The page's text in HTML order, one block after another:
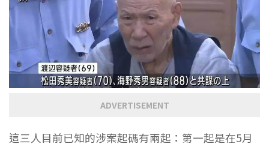
ADVERTISEMENT
這三人目前已知的涉案起碼有兩起：第一起是在5月